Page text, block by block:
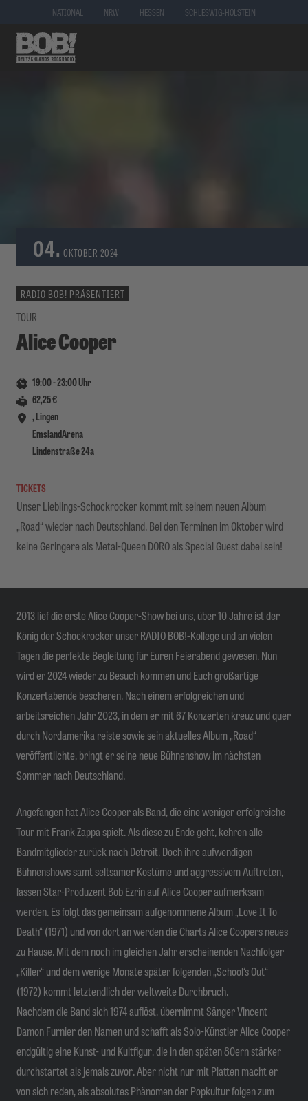
NATIONAL NRW HESSEN SCHLESWIG-HOLSTEIN
04. OKTOBER 2024
RADIO BOB! PRÄSENTIERT
TOUR
Alice Cooper
19:00-23:00Uhr
62,25 €
, Lingen
EmslandArena
Lindenstraße 24a
TICKETS
Unser Lieblings-Schockrocker kommt mit seinem neuen Album
„Road“ wieder nach Deutschland. Bei den Terminen im Oktober wird
keine Geringere als Metal-Queen DORO als Special Guest dabei sein!
2013 lief die erste Alice Cooper-Show bei uns, über 10 Jahre ist der
König der Schockrocker unser RADIO BOB!-Kollege und an vielen
Tagen die perfekte Begleitung für Euren Feierabend gewesen. Nun
wird er 2024 wieder zu Besuch kommen und Euch großartige
Konzertabende bescheren. Nach einem erfolgreichen und
arbeitsreichen Jahr 2023, in dem er mit 67 Konzerten kreuz und quer
durch Nordamerika reiste sowie sein aktuelles Album „Road“
veröffentlichte, bringt er seine neue Bühnenshow im nächsten
Sommer nach Deutschland.
Angefangen hat Alice Cooper als Band, die eine weniger erfolgreiche
Tour mit Frank Zappa spielt. Als diese zu Ende geht, kehren alle
Bandmitglieder zurück nach Detroit. Doch ihre aufwendigen
Bühnenshows samt seltsamer Kostüme und aggressivem Auftreten,
lassen Star-Produzent Bob Ezrin auf Alice Cooper aufmerksam
werden. Es folgt das gemeinsam aufgenommene Album „Love It To
Death“ (1971) und von dort an werden die Charts Alice Coopers neues
zu Hause. Mit dem noch im gleichen Jahr erscheinenden Nachfolger
„Killer“ und dem wenige Monate später folgenden „School‘s Out“
(1972) kommt letztendlich der weltweite Durchbruch.
Nachdem die Band sich 1974 auflöst, übernimmt Sänger Vincent
Damon Furnier den Namen und schafft als Solo-Künstler Alice Cooper
endgültig eine Kunst- und Kultfigur, die in den späten 80ern stärker
durchstartet als jemals zuvor. Aber nicht nur mit Platten macht er
von sich reden, als absolutes Phänomen der Popkultur folgen zum